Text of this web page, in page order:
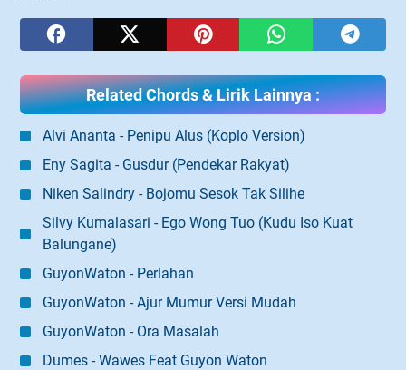
Related Chords & Lirik Lainnya :
Alvi Ananta - Penipu Alus (Koplo Version)
Eny Sagita - Gusdur (Pendekar Rakyat)
Niken Salindry - Bojomu Sesok Tak Silihe
Silvy Kumalasari - Ego Wong Tuo (Kudu Iso Kuat
Balungane)
GuyonWaton - Perlahan
GuyonWaton - Ajur Mumur Versi Mudah
GuyonWaton - Ora Masalah
Dumes - Wawes Feat Guyon Waton